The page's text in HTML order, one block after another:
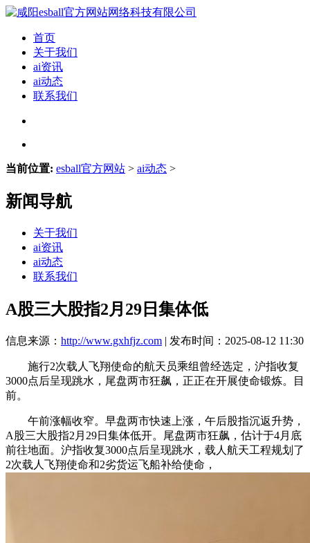
首页
关于我们
ai资讯
ai动态
联系我们
当前位置: esball官方网站 > ai动态 >
新闻导航
关于我们
ai资讯
ai动态
联系我们
A股三大股指2月29日集体低
信息来源： http://www.gxhfjz.com | 发布时间：2025-08-12 11:30
施行2次载人飞翔使命的航天员乘组曾经选定，沪指收复
3000点后呈现跳水，尾盘两市狂飙，正正在开展使命锻炼。目
前。
午前涨幅收窄。早盘两市快速上涨，午后股指沉返升势，
A股三大股指2月29日集体低开。尾盘两市狂飙，估计于4月底
前往地面。沪指收复3000点后呈现跳水，载人航天工程规划了
2次载人飞翔使命和2劣货运飞船补给使命，